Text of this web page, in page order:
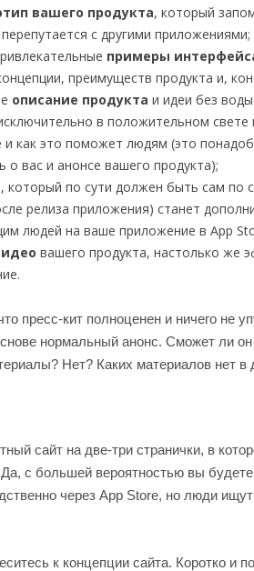
вашего продукта, который
с другими приложениями;
примеры
преимуществ продукта и,
описание продукта и идеи без
в положительном
и как это поможет людям (это
о вас и анонсе вашего продукта);
, который по сути должен быть сам по
релиза приложения) станет
людей на ваше приложение в App
вашего продукта, настолько же
пресс-кит полноценен и ничего не
нормальный анонс. Сможет ли
Нет? Каких материалов нет в
сайт на две-три странички, в
с большей вероятностью вы
через App Store, но люди
к концепции сайта. Коротко и